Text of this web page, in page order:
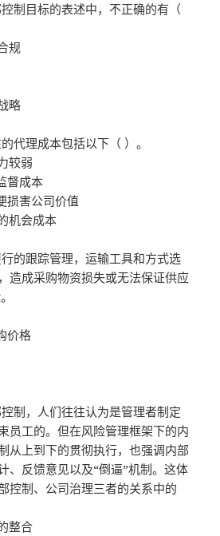
制目标的表述中，不正确的有（
规
略
代理成本包括以下（ ）。
较弱
督成本
损害公司价值
机会成本
的跟踪管理，运输工具和方式选
造成采购物资损失或无法保证供应
价格
制，人们往往认为是管理者制定
员工的。但在风险管理框架下的内
从上到下的贯彻执行，也强调内部
、反馈意见以及“倒逼”机制。这体
控制、公司治理三者的关系中的
整合